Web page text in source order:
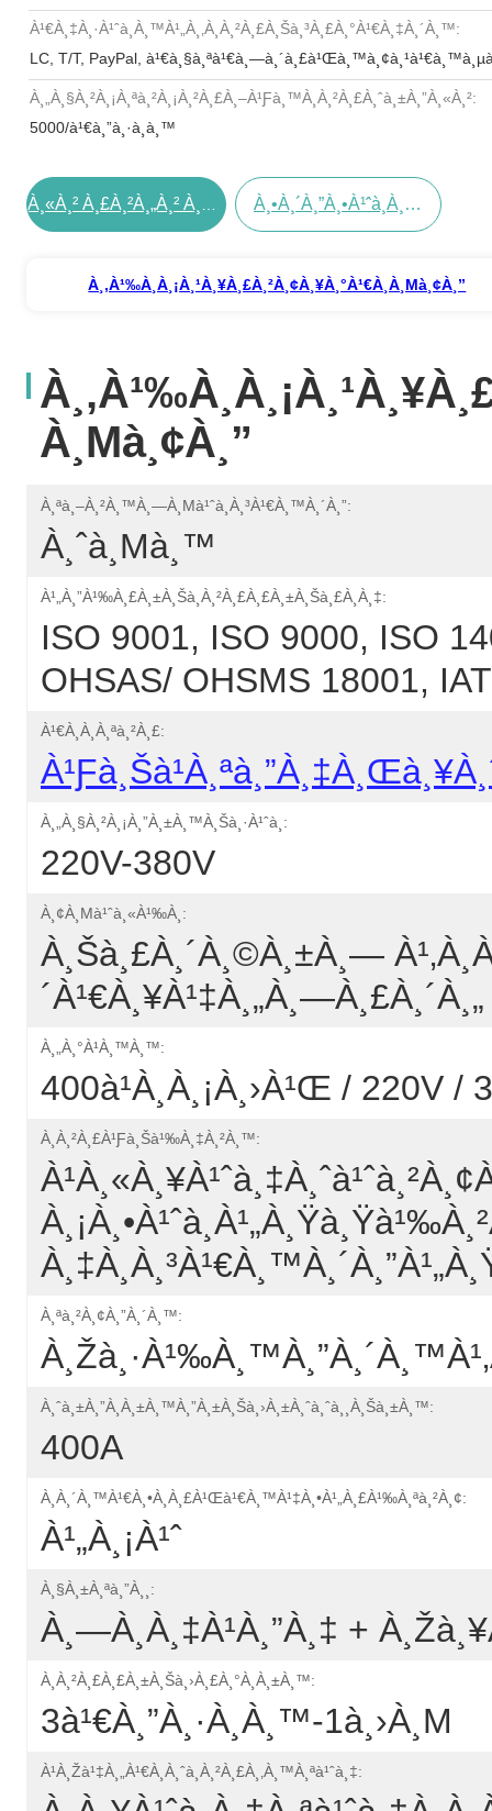
À¹€à¸‡à¸·à¹ˆà¸­à¸™à¹„à¸‚à¸à¸²à¸£à¸Šà¸³à¸£à¸°à¹€à¸‡à¸´à¸™:
LC, T/T, PayPal,
À¸„à¸§à¸²à¸¡à¸ªà¸²à¸¡à¸²à¸£à¸–À¹ƒà¸™à¸à¸²à¸£à¸ˆà¸±à¸”à¸«à¸²:
5000/à¹€à¸”à¸·à¸­à¸™
À¸«à¸² À¸£à¸²à¸„à¸² À¸—À¸µà¹ˆ À¸”à¸µ À¸—À¸µà¹ˆà¸ªà¸¸à¸” À¸•à¸´à¸”à¸•à¹ˆà¸­à¸•à¸­à¸™à¸™à¸µà¹‰
À¸‚à¹‰à¸­à¸¡à¸¹à¸¥à¸£à¸²à¸¢à¸¥à¸°à¹€à¸­à¸µà¸¢à¸”
À¸µà¸¢à¸”
À¸ªà¸–À¸²à¸™à¸—À¸µà¹ˆà¸à¸³à¹€à¸™à¸´à¸”:
À¸ˆà¸µà¸™
À¹„à¸”à¹‰à¸£à¸±à¸šà¸à¸²à¸£à¸£à¸±à¸šà¸£à¸­à¸‡:
ISO 9001, ISO 9000, ISO
OHSAS/ OHSMS 18001,
À¹€à¸­à¸à¸ªà¸²à¸£:
À¸„à¸§à¸²à¸¡à¸”à¸±à¸™à¸Šà¸·à¹ˆà¸­:
220V-380V
À¸¢à¸µà¹ˆà¸«à¹‰à¸­:
À¸šà¸£à¸´à¸©à¸±à¸—
´à¹€à¸¥à¹‡à¸„à¸—À¸£à¸´à¸„
À¸„à¸°à¹à¸™à¸™:
400à¹à¸­à¸¡à¸›à¹Œ / 220V /
À¸à¸²à¸£à¹ƒà¸Šà¹‰à¸‡à¸²à¸™:
À¸ªà¸²à¸¢à¸”à¸´à¸™:
À¸ˆà¸±à¸”à¸­à¸±à¸™à¸”à¸±à¸šà¸›à¸±à¸ˆà¸ˆà¸¸à¸šà¸±à¸™:
400A
À¸­à¸´à¸™à¹€à¸•à¸­à¸£à¹Œà¹€à¸™à¹‡à¸•à¹„à¸£à¹‰à¸ªà¸²à¸¢:
À¹„à¸¡à¹ˆ
À¸§à¸±à¸ªà¸”à¸¸:
À¸—À¸­à¸‡à¹à¸”à¸‡ +
À¸à¸²à¸£à¸£à¸±à¸šà¸›à¸£à¸°à¸à¸±à¸™:
3à¹€à¸”à¸·à¸­à¸™-1à¸›à¸µ
À¹à¸žà¹‡à¸„à¹€à¸à¸ˆà¸à¸²à¸£à¸‚à¸™à¸ªà¹ˆà¸‡: